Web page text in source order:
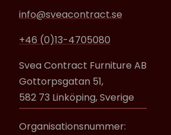
info@sveacontract.se
+46 (0)13-4705080
Svea Contract Furniture AB
Gottorpsgatan 51,
582 73 Linköping, Sverige
Organisationsnummer: